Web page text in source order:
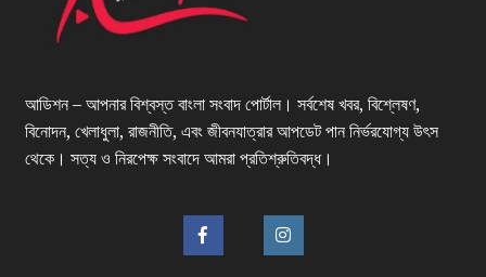
আডিশন – আপনার বিশ্বস্ত বাংলা সংবাদ পোর্টাল। সর্বশেষ খবর, বিশ্লেষণ,
বিনোদন, খেলাধুলা, রাজনীতি, এবং জীবনযাত্রার আপডেট পান নির্ভরযোগ্য উৎস
থেকে। সত্য ও নিরপেক্ষ সংবাদে আমরা প্রতিশ্রুতিবদ্ধ।